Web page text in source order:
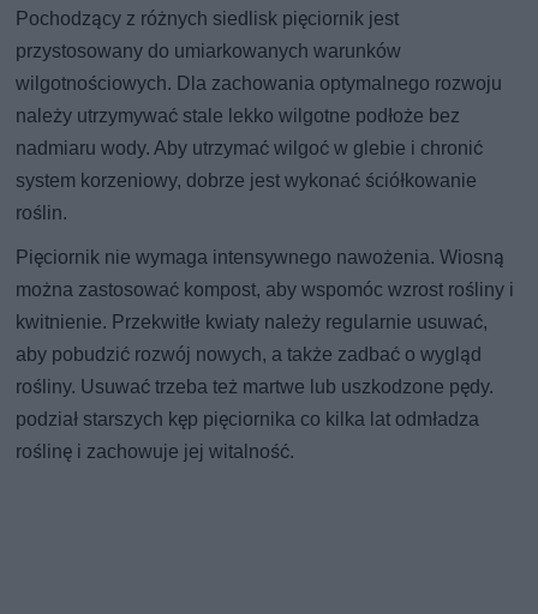
Pochodzący z różnych siedlisk pięciornik jest
przystosowany do umiarkowanych warunków
wilgotnościowych. Dla zachowania optymalnego rozwoju
należy utrzymywać stale lekko wilgotne podłoże bez
nadmiaru wody. Aby utrzymać wilgoć w glebie i chronić
system korzeniowy, dobrze jest wykonać ściółkowanie
roślin.
Pięciornik nie wymaga intensywnego nawożenia. Wiosną
można zastosować kompost, aby wspomóc wzrost rośliny i
kwitnienie. Przekwitłe kwiaty należy regularnie usuwać,
aby pobudzić rozwój nowych, a także zadbać o wygląd
rośliny. Usuwać trzeba też martwe lub uszkodzone pędy.
podział starszych kęp pięciornika co kilka lat odmładza
roślinę i zachowuje jej witalność.